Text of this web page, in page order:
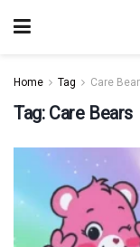
Home Tag Care
Tag: Care Bears